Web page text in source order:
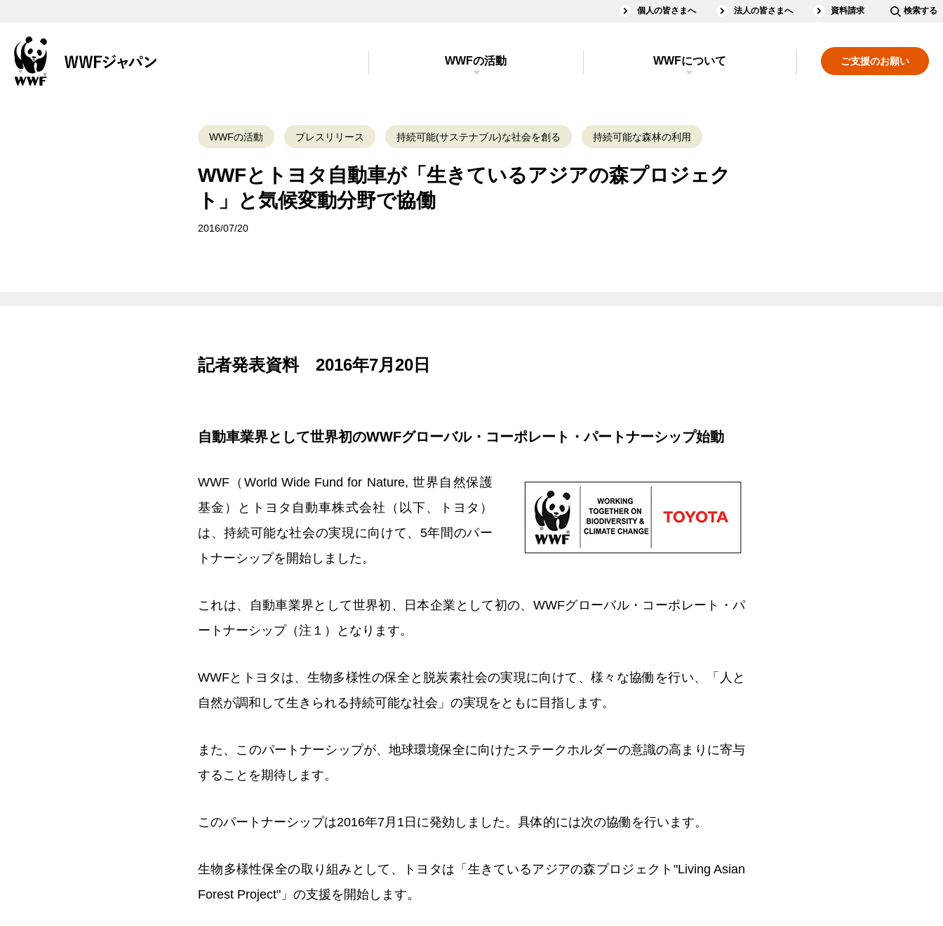
個人の皆さまへ 法人の皆さまへ 資料請求 検索する
ご支援のお願い
WWFの活動 WWFについて
WWFの活動 プレスリリース 持続可能(サステナブル)な社会を創る 持続可能な森林の利用
WWFとトヨタ自動車が「生きているアジアの森プロジェク
ト」と気候変動分野で協働
2016/07/20
記者発表資料 2016年7月20日
自動車業界として世界初のWWFグローバル・コーポレート・パートナーシップ始動
WWF（World Wide Fund for Nature, 世界自然保護
基金）とトヨタ自動車株式会社（以下、トヨタ）
は、持続可能な社会の実現に向けて、5年間のパー
トナーシップを開始しました。
これは、自動車業界として世界初、日本企業として初の、WWFグローバル・コーポレート・パ
ートナーシップ（注１）となります。
WWFとトヨタは、生物多様性の保全と脱炭素社会の実現に向けて、様々な協働を行い、「人と
自然が調和して生きられる持続可能な社会」の実現をともに目指します。
また、このパートナーシップが、地球環境保全に向けたステークホルダーの意識の高まりに寄与
することを期待します。
このパートナーシップは2016年7月1日に発効しました。具体的には次の協働を行います。
生物多様性保全の取り組みとして、トヨタは「生きているアジアの森プロジェクト"Living Asian
Forest Project"」の支援を開始します。